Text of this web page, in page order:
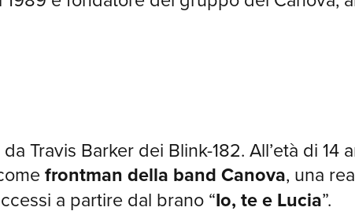
Travis Barker dei Blink-182. All’età di 14
frontman della band Canova, una
a partire dal brano “Io, te e Lucia”.